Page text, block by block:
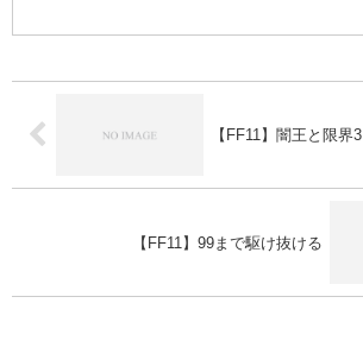
【FF11】闇王と限界3
【FF11】99まで駆け抜ける